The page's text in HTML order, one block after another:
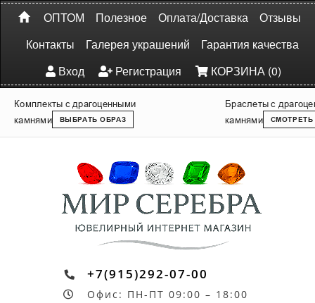
ОПТОМ Полезное Оплата/Доставка
Отзывы
Контакты
Галерея украшений
Гарантия качества
Вход
Регистрация КОРЗИНА (0)
Комплекты с драгоценными
камнями
ВЫБРАТЬ ОБРАЗ
Браслеты с
камнями
СМОТРЕТЬ
+7(915)292-07-00
Офис: ПН-ПТ 09:00 – 18:00